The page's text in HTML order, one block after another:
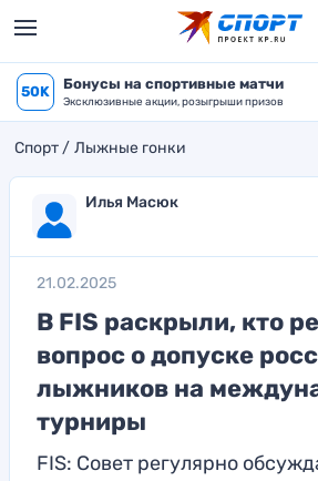
50K Бонусы на спортивные матчи
Эксклюзивные акции, розыгрыши призов
Спорт Лыжные гонки
Илья Масюк
21.02.2025
В FIS раскрыли, кто
вопрос о допуске
лыжников на
турниры
FIS: Совет регулярно